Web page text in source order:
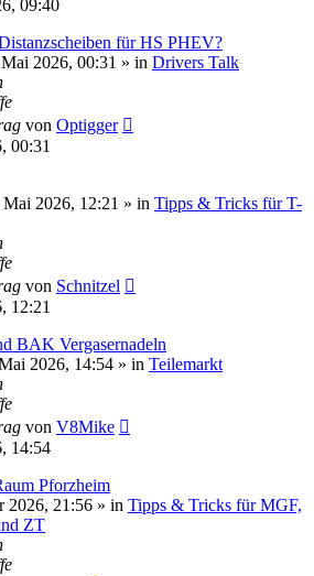
09:40
für HS PHEV?
2026, 00:31 » in Drivers Talk
von Optigger
00:31
Mai 2026, 12:21 » in Tipps & Tricks für T-
von Schnitzel
12:21
BAK Vergasernadeln
2026, 14:54 » in Teilemarkt
von V8Mike
14:54
Pforzheim
2026, 21:56 » in Tipps & Tricks für MGF,
ZT